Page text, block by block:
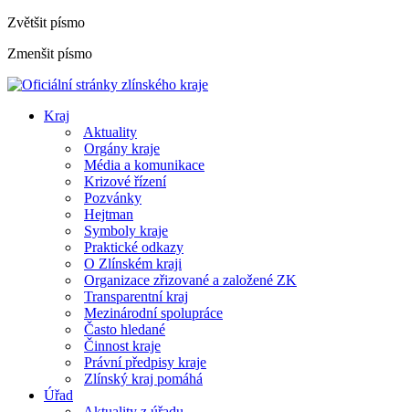
Zvětšit písmo
Zmenšit písmo
Kraj
Aktuality
Orgány kraje
Média a komunikace
Krizové řízení
Pozvánky
Hejtman
Symboly kraje
Praktické odkazy
O Zlínském kraji
Organizace zřizované a založené ZK
Transparentní kraj
Mezinárodní spolupráce
Často hledané
Činnost kraje
Právní předpisy kraje
Zlínský kraj pomáhá
Úřad